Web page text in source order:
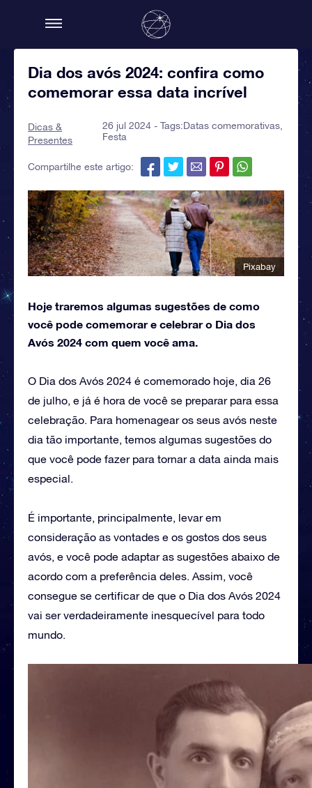
Dia dos avós 2024: confira como
comemorar essa data incrível
Dicas &
Presentes
26 jul 2024 - Tags:Datas comemorativas
Festa
Compartilhe este artigo:
Pixabay
Hoje traremos algumas sugestões de como
você pode comemorar e celebrar o Dia dos
Avós 2024 com quem você ama.
O Dia dos Avós 2024 é comemorado hoje, dia 26
de julho, e já é hora de você se preparar para essa
celebração. Para homenagear os seus avós neste
dia tão importante, temos algumas sugestões do
que você pode fazer para tornar a data ainda mais
especial.
É importante, principalmente, levar em
consideração as vontades e os gostos dos seus
avós, e você pode adaptar as sugestões abaixo de
acordo com a preferência deles. Assim, você
consegue se certificar de que o Dia dos Avós 2024
vai ser verdadeiramente inesquecível para todo
mundo.